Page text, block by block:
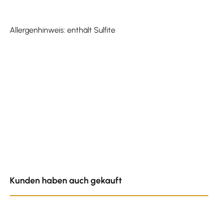
Allergenhinweis: enthält Sulfite
Kunden haben auch gekauft